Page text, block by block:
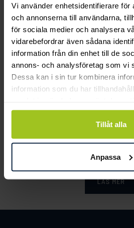
Vi använder enhetsidentifierare för
och annonserna till användarna,
för sociala medier och analysera
vidarebefordrar även sådana
information från din enhet till de
annons- och analysföretag som vi
Dessa kan i sin tur kombinera
information som du har
Tillåt alla
Anpassa
Lily and Rose
Emily pearl bracelet -
Ivory
Pris:349 kr
349 kr
Pris
Smycka tar ansvar
LÄS MER